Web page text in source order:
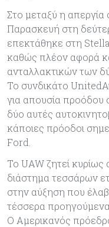
Στο μεταξύ η απεργία
Παρασκευή στη
επεκτάθηκε στη
καθώς πλέον αφορά
ανταλλακτικών των
Το συνδικάτο
για απουσία προόδου
δύο αυτές
κάποιες πρόοδοι
Ford.
Το UAW ζητεί
διάστημα τεσσάρων
στην αύξηση που
τέσσερα προηγούμενα
Ο Αμερικανός